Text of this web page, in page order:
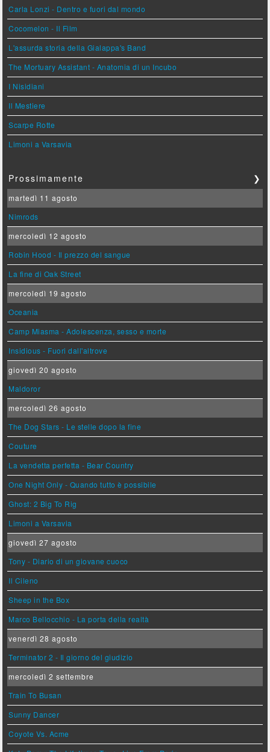
Carla Lonzi - Dentro e fuori dal mondo
Cocomelon - Il Film
L'assurda storia della Gialappa's Band
The Mortuary Assistant - Anatomia di un Incubo
I Nisidiani
Il Mestiere
Scarpe Rotte
Limoni a Varsavia
Prossimamente ❯
martedì 11 agosto
Nimrods
mercoledì 12 agosto
Robin Hood - Il prezzo del sangue
La fine di Oak Street
mercoledì 19 agosto
Oceania
Camp Miasma - Adolescenza, sesso e morte
Insidious - Fuori dall'altrove
giovedì 20 agosto
Maldoror
mercoledì 26 agosto
The Dog Stars - Le stelle dopo la fine
Couture
La vendetta perfetta - Bear Country
One Night Only - Quando tutto è possibile
Ghost: 2 Big To Rig
Limoni a Varsavia
giovedì 27 agosto
Tony - Diario di un giovane cuoco
Il Cileno
Sheep in the Box
Marco Bellocchio - La porta della realtà
venerdì 28 agosto
Terminator 2 - Il giorno del giudizio
mercoledì 2 settembre
Train To Busan
Sunny Dancer
Coyote Vs. Acme